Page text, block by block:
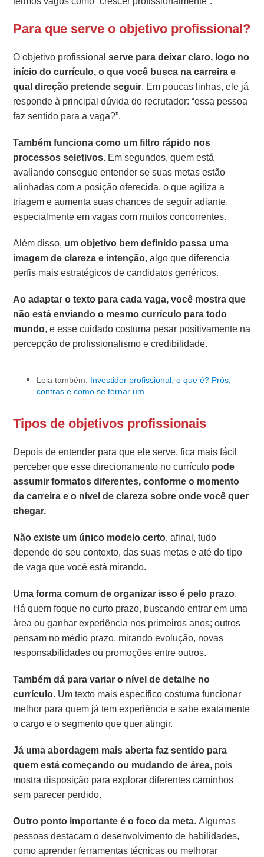
Para que serve o objetivo profissional?
O objetivo profissionalserve para deixar claro, logo no
início do currículo, o que você busca na carreira e
qual direção pretende seguir. Em poucas linhas, ele já
responde à principal dúvida do recrutador: “essa pessoa
faz sentido para a vaga?”.
Também funciona como um filtro rápido nos
processos seletivos. Em segundos, quem está
avaliando consegue entender se suas metas estão
alinhadas com a posição oferecida, o que agiliza a
triagem e aumenta suas chances de seguir adiante,
especialmente em vagas com muitos concorrentes.
Além disso, um objetivo bem definido passa uma
imagem de clareza e intenção, algo que diferencia
perfis mais estratégicos de candidatos genéricos.
Ao adaptar o texto para cada vaga, você mostra que
não está enviando o mesmo currículo para todo
mundo, e esse cuidado costuma pesar positivamente na
percepção de profissionalismo e credibilidade.
Leia também: Investidor profissional, o que é? Prós,
contras e como se tornar um
Tipos de objetivos profissionais
Depois de entender para que ele serve, fica mais fácil
perceber que esse direcionamento no currículo pode
assumir formatos diferentes, conforme o momento
da carreira e o nível de clareza sobre onde você quer
chegar.
Não existe um único modelo certo, afinal, tudo
depende do seu contexto, das suas metas e até do tipo
de vaga que você está mirando.
Uma forma comum de organizar isso é pelo prazo.
Há quem foque no curto prazo, buscando entrar em uma
área ou ganhar experiência nos primeiros anos; outros
pensam no médio prazo, mirando evolução, novas
responsabilidades ou promoções entre outros.
Também dá para variar o nível de detalhe no
currículo. Um texto mais específico costuma funcionar
melhor para quem já tem experiência e sabe exatamente
o cargo e o segmento que quer atingir.
Já uma abordagem mais aberta faz sentido para
quem está começando ou mudando de área, pois
mostra disposição para explorar diferentes caminhos
sem parecer perdido.
Outro ponto importante é o foco da meta. Algumas
pessoas destacam o desenvolvimento de habilidades,
como aprender ferramentas técnicas ou melhorar